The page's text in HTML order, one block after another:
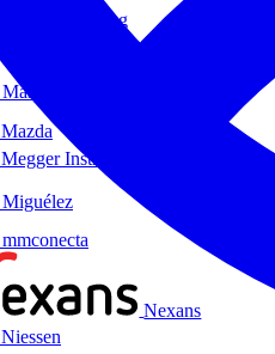
Luceco Lighting
Masterplug
Mazda
Megger Instruments S.L.
Miguélez
mmconecta
Nexans
Niessen